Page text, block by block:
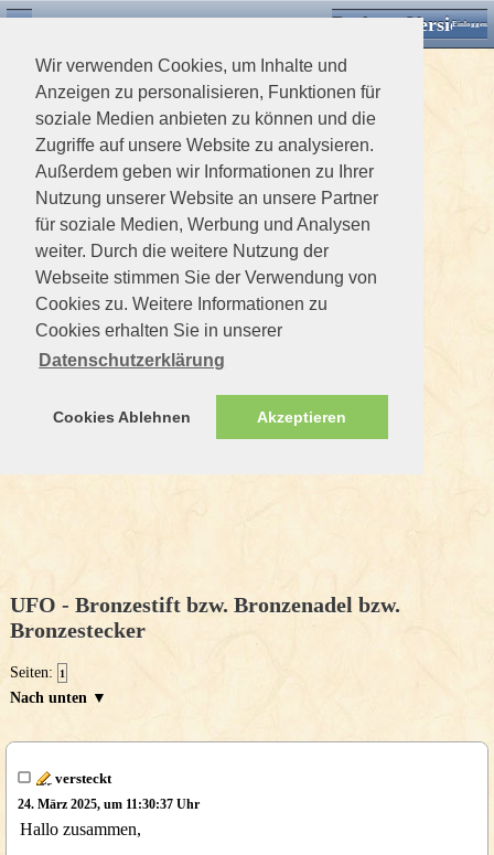
Wir verwenden Cookies, um Inhalte und
Anzeigen zu personalisieren, Funktionen für
soziale Medien anbieten zu können und die
Zugriffe auf unsere Website zu analysieren.
Außerdem geben wir Informationen zu Ihrer
Nutzung unserer Website an unsere Partner
für soziale Medien, Werbung und Analysen
weiter. Durch die weitere Nutzung der
Webseite stimmen Sie der Verwendung von
Cookies zu. Weitere Informationen zu
Cookies erhalten Sie in unserer
Datenschutzerklärung
Cookies Ablehnen Akzeptieren
Desktop VersionEinloggen
UFO - Bronzestift bzw. Bronzenadel bzw.
Bronzestecker
Seiten: 1
Nach unten ▼
versteckt
24. März 2025, um 11:30:37 Uhr
Hallo zusammen,